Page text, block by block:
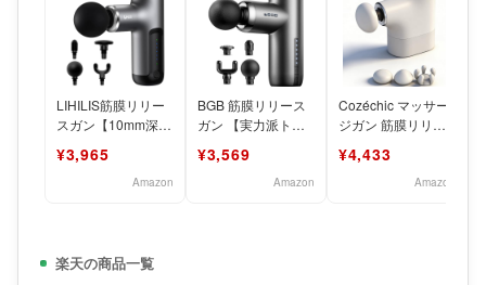
LIHILIS筋膜リリー
スガン【10mm深層
ド付き＆6段階超
¥3,965
Amazon
BGB 筋膜リリース
ガン 【実力派トレ
ィガン きんまくリ
¥3,569
Amazon
Cozéchic マッサー
ジガン 筋膜リリー
ラス180g・30
¥4,433
Amazon
楽天の商品一覧